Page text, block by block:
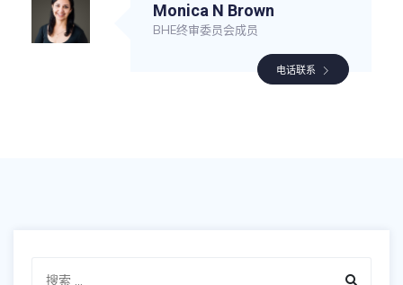
Monica N Brown
BHE终审委员会成员
电话联系